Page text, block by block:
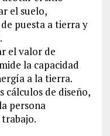
el suelo,
puesta a tierra y
el valor de
la capacidad
a la tierra.
cálculos de diseño,
persona